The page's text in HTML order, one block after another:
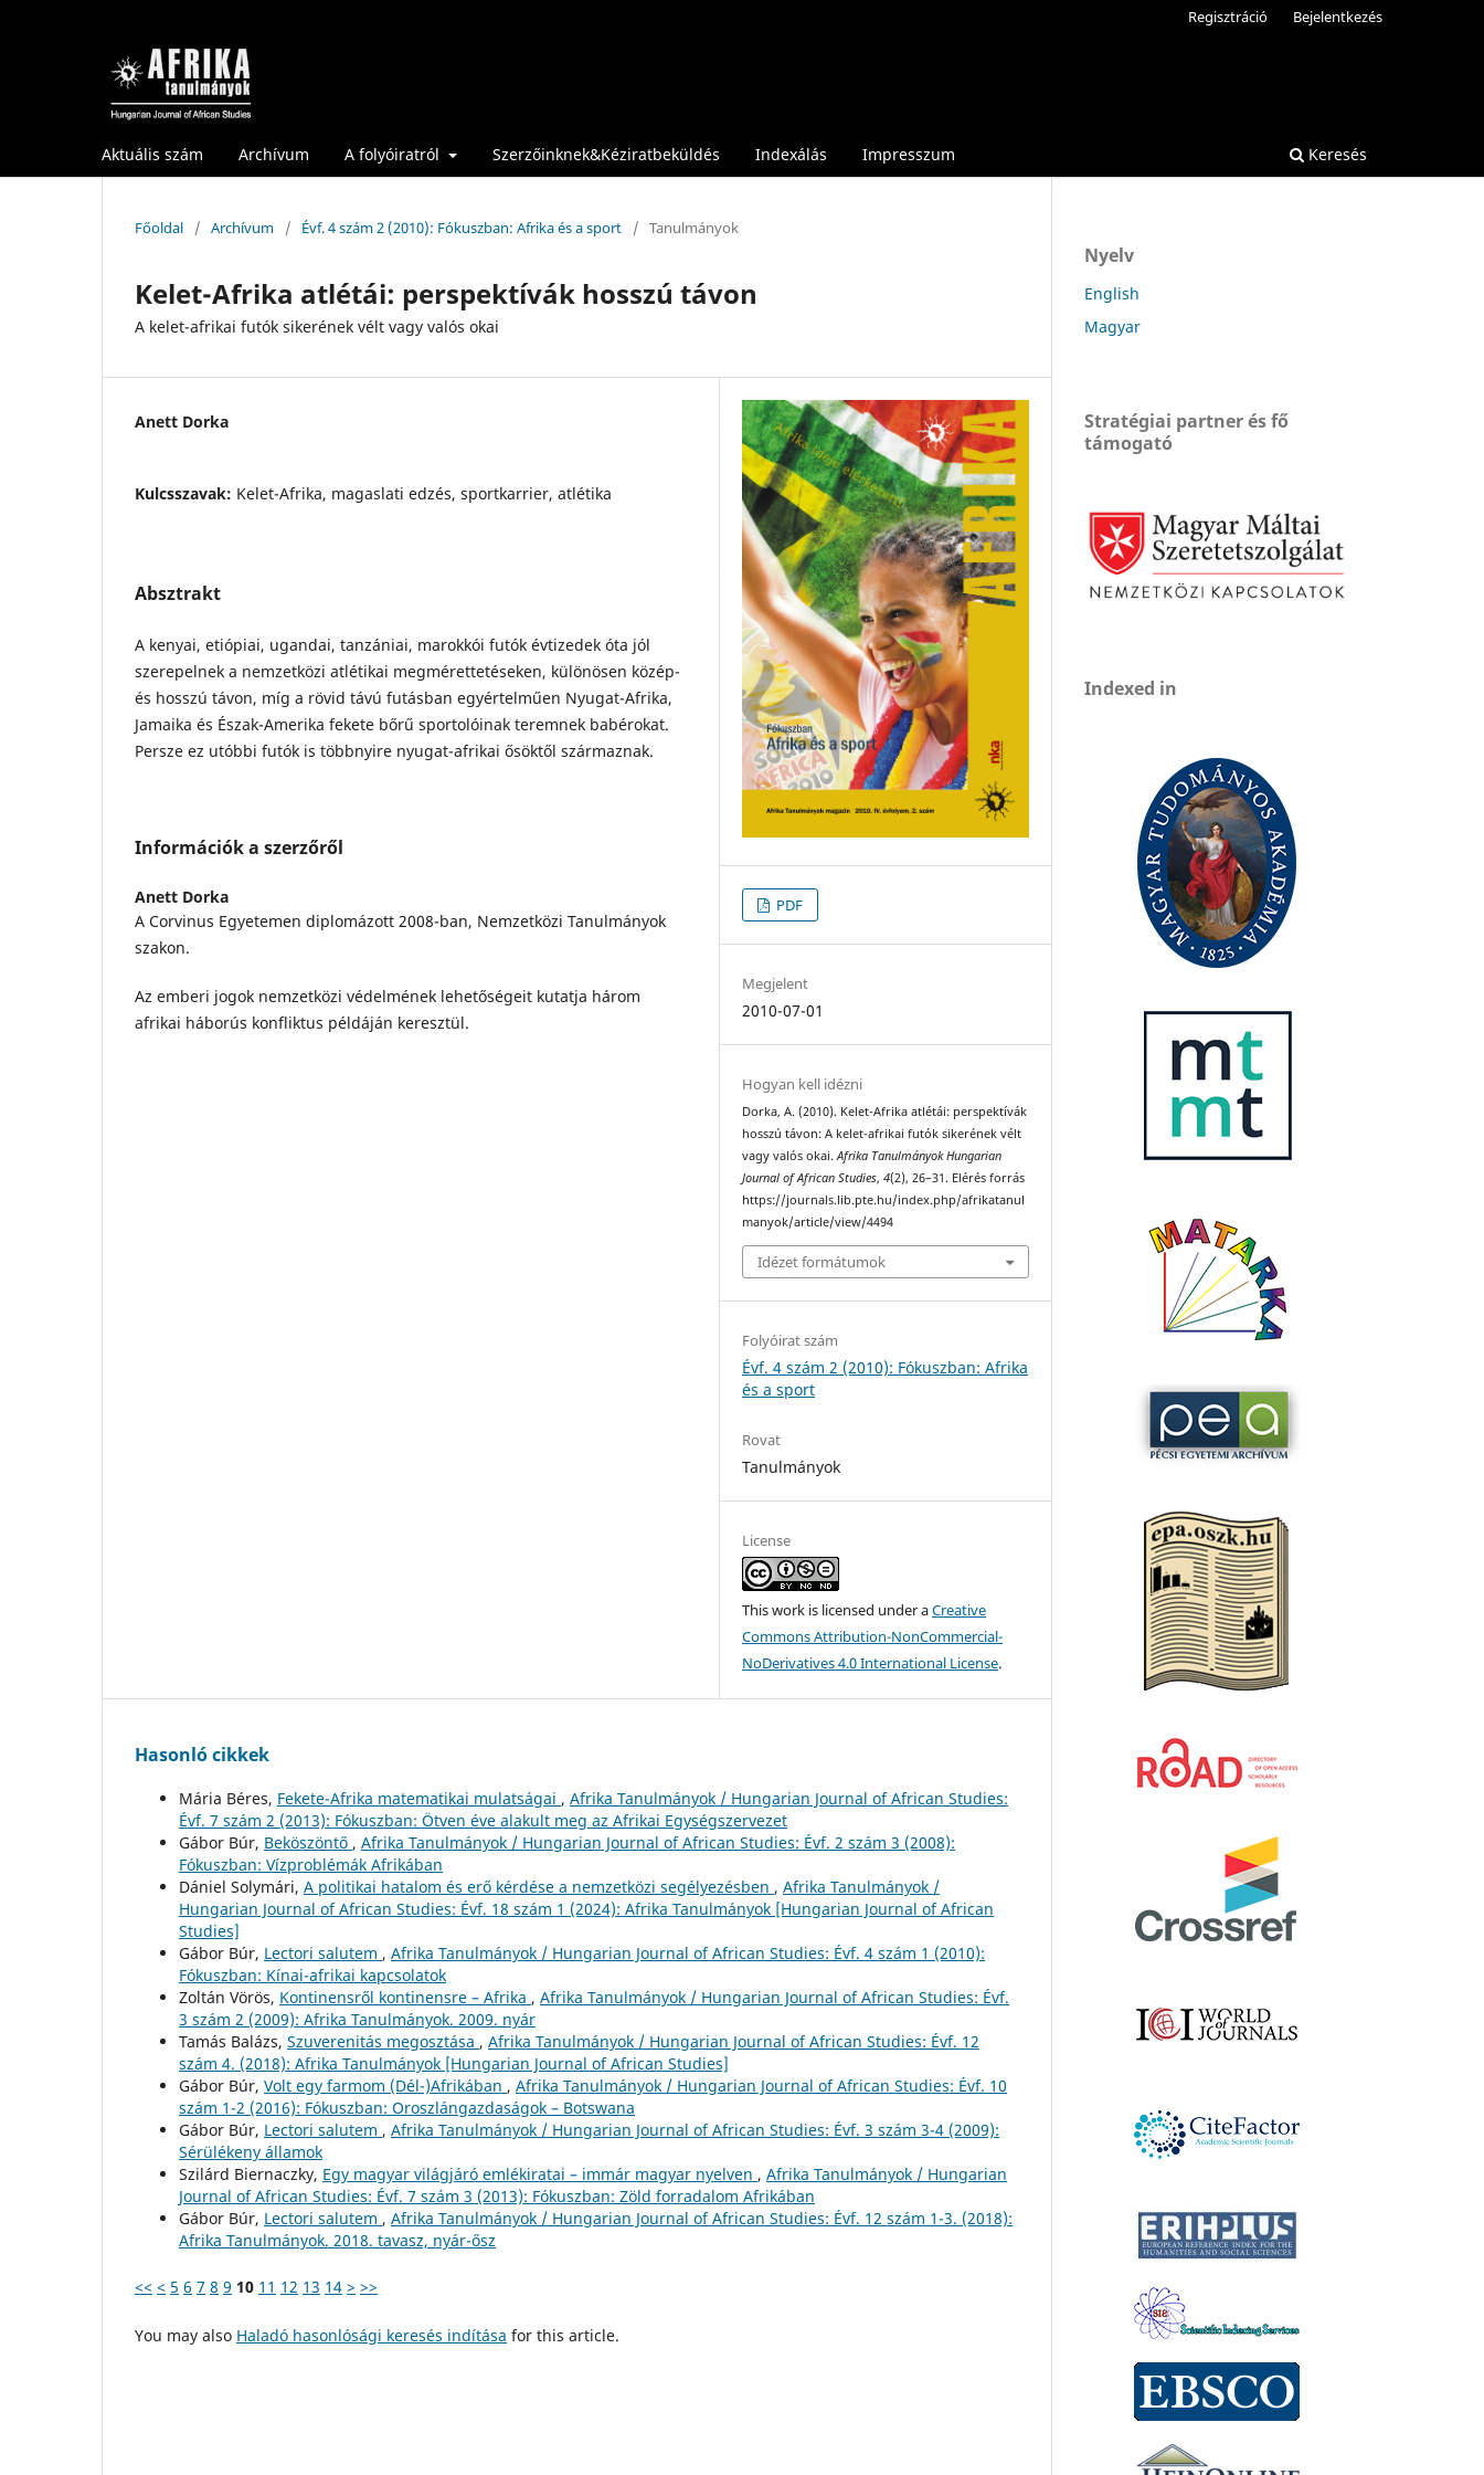
Aktuális szám Archívum A folyóiratról Szerzőinknek&Kéziratbeküldés Indexálás Impresszum Keresés
Regisztráció Bejelentkezés
Főoldal / Archívum / Évf. 4 szám 2 (2010): Fókuszban: Afrika és a sport / Tanulmányok
Kelet-Afrika atlétái: perspektívák hosszú távon
A kelet-afrikai futók sikerének vélt vagy valós okai
Anett Dorka
Kulcsszavak: Kelet-Afrika, magaslati edzés, sportkarrier, atlétika
Absztrakt
A kenyai, etiópiai, ugandai, tanzániai, marokkói futók évtizedek óta jól
szerepelnek a nemzetközi atlétikai megmérettetéseken, különösen közép-
és hosszú távon, míg a rövid távú futásban egyértelműen Nyugat-Afrika,
Jamaika és Észak-Amerika fekete bőrű sportolóinak teremnek babérokat.
Persze ez utóbbi futók is többnyire nyugat-afrikai ősöktől származnak.
Információk a szerzőről
Anett Dorka
A Corvinus Egyetemen diplomázott 2008-ban, Nemzetközi Tanulmányok
szakon.
Az emberi jogok nemzetközi védelmének lehetőségeit kutatja három
afrikai háborús konfliktus példáján keresztül.
PDF
Megjelent
2010-07-01
Hogyan kell idézni
Dorka, A. (2010). Kelet-Afrika atlétái: perspektívák
hosszú távon: A kelet-afrikai futók sikerének vélt
vagy valós okai.Afrika Tanulmányok Hungarian
Journal of African Studies,4(2), 26–31. Elérés forrás
https://journals.lib.pte.hu/index.php/afrikatanul
manyok/article/view/4494
Idézet formátumok
Folyóirat szám
Évf. 4 szám 2 (2010): Fókuszban: Afrika
és a sport
Rovat
Tanulmányok
License
This work is licensed under aCreative
Commons Attribution-NonCommercial-
NoDerivatives 4.0 International License.
Hasonló cikkek
Mária Béres, Fekete-Afrika matematikai mulatságai , Afrika Tanulmányok / Hungarian Journal of African Studies:
Évf. 7 szám 2 (2013): Fókuszban: Ötven éve alakult meg az Afrikai Egységszervezet
Gábor Búr, Beköszöntő , Afrika Tanulmányok / Hungarian Journal of African Studies: Évf. 2 szám 3 (2008):
Fókuszban: Vízproblémák Afrikában
Dániel Solymári, A politikai hatalom és erő kérdése a nemzetközi segélyezésben , Afrika Tanulmányok /
Hungarian Journal of African Studies: Évf. 18 szám 1 (2024): Afrika Tanulmányok [Hungarian Journal of African
Studies]
Gábor Búr, Lectori salutem , Afrika Tanulmányok / Hungarian Journal of African Studies: Évf. 4 szám 1 (2010):
Fókuszban: Kínai-afrikai kapcsolatok
Zoltán Vörös, Kontinensről kontinensre – Afrika , Afrika Tanulmányok / Hungarian Journal of African Studies: Évf.
3 szám 2 (2009): Afrika Tanulmányok. 2009. nyár
Tamás Balázs, Szuverenitás megosztása , Afrika Tanulmányok / Hungarian Journal of African Studies: Évf. 12
szám 4. (2018): Afrika Tanulmányok [Hungarian Journal of African Studies]
Gábor Búr, Volt egy farmom (Dél-)Afrikában , Afrika Tanulmányok / Hungarian Journal of African Studies: Évf. 10
szám 1-2 (2016): Fókuszban: Oroszlángazdaságok – Botswana
Gábor Búr, Lectori salutem , Afrika Tanulmányok / Hungarian Journal of African Studies: Évf. 3 szám 3-4 (2009):
Sérülékeny államok
Szilárd Biernaczky, Egy magyar világjáró emlékiratai – immár magyar nyelven , Afrika Tanulmányok / Hungarian
Journal of African Studies: Évf. 7 szám 3 (2013): Fókuszban: Zöld forradalom Afrikában
Gábor Búr, Lectori salutem , Afrika Tanulmányok / Hungarian Journal of African Studies: Évf. 12 szám 1-3. (2018):
Afrika Tanulmányok. 2018. tavasz, nyár-ősz
<< < 5 6 7 8 9 10 11 12 13 14 > >>
You may also Haladó hasonlósági keresés indítása for this article.
Nyelv
English
Magyar
Stratégiai partner és fő
támogató
Indexed in